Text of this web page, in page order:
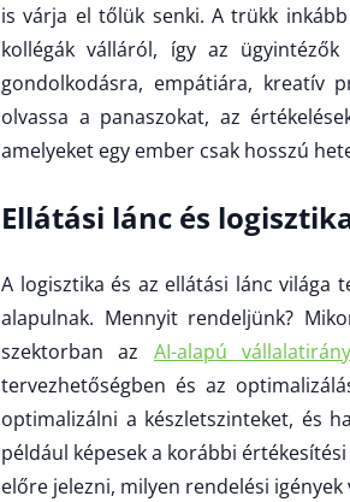
is várja el tőlük senki. A trükk
kollégák válláról, így az
gondolkodásra, empátiára, kreatív
olvassa a panaszokat, az
amelyeket egy ember csak hosszú
Ellátási lánc és
A logisztika és az ellátási lánc világa
alapulnak. Mennyit rendeljünk?
szektorban az AI-alapú
tervezhetőségben és az
optimalizálni a készletszinteket, és
például képesek a korábbi
előre jelezni, milyen rendelési